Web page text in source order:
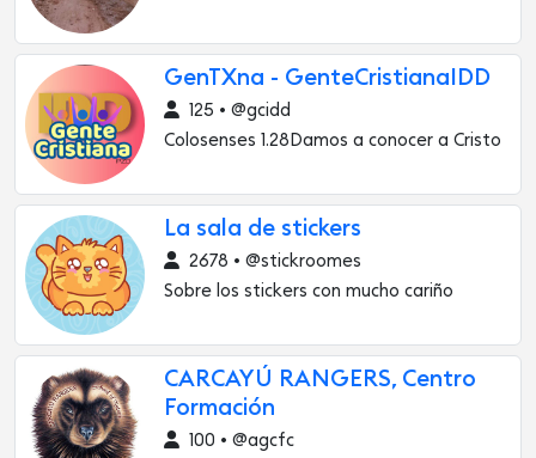
GenTXna - GenteCristianaIDD
125 • @gcidd
Colosenses 1.28Damos a conocer a Cristo
La sala de stickers
2678 • @stickroomes
Sobre los stickers con mucho cariño
CARCAYÚ RANGERS, Centro
Formación
100 • @agcfc